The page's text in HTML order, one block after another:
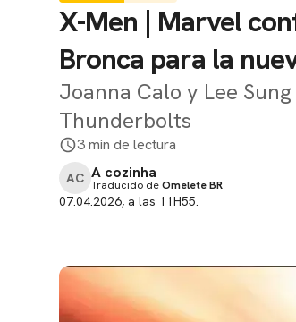
X-Men | Marvel
Bronca para la
Joanna Calo y Lee
Thunderbolts
3 min de lectura
AC A cozinha
Traducido deOmelete BR
07.04.2026, a las 11H55.